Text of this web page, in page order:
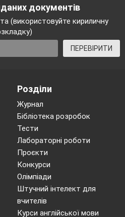
документів
(використовуйте кириличну
ПЕРЕВІРИТИ
Розділи
Журнал
Бібліотека розробок
Тести
Лабораторні роботи
Проєкти
Конкурси
Олімпіади
Штучний інтелект для
вчителів
Курси англійської мови